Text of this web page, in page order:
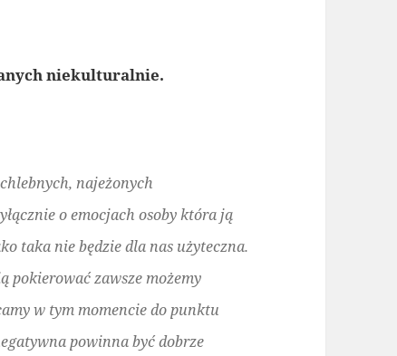
niekulturalnie.
najeżonych
o emocjach osoby która ją
taka nie będzie dla nas użyteczna.
pokierować zawsze możemy
w tym momencie do punktu
powinna być dobrze